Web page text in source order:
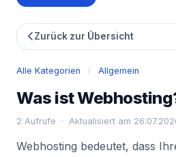
Zurück zur Übersicht
Alle Kategorien / Allgemein
Was ist
2 Aufrufe · Aktualisiert am
Webhosting bedeutet, dass